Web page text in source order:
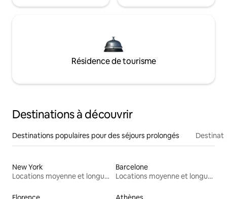
Résidence de tourisme
Destinations à découvrir
Destinations populaires pour des séjours prolongés
New York
Locations moyenne et longue durée
Barcelone
Locations moyenne et longue durée